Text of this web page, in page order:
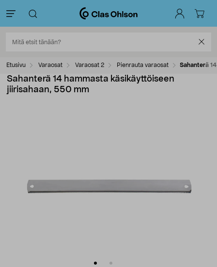
Etusivu Varaosat Varaosat 2 Pienrauta varaosat Sahanterä
Sahanterä 14 hammasta käsikäyttöiseen
jiirisahaan, 550 mm